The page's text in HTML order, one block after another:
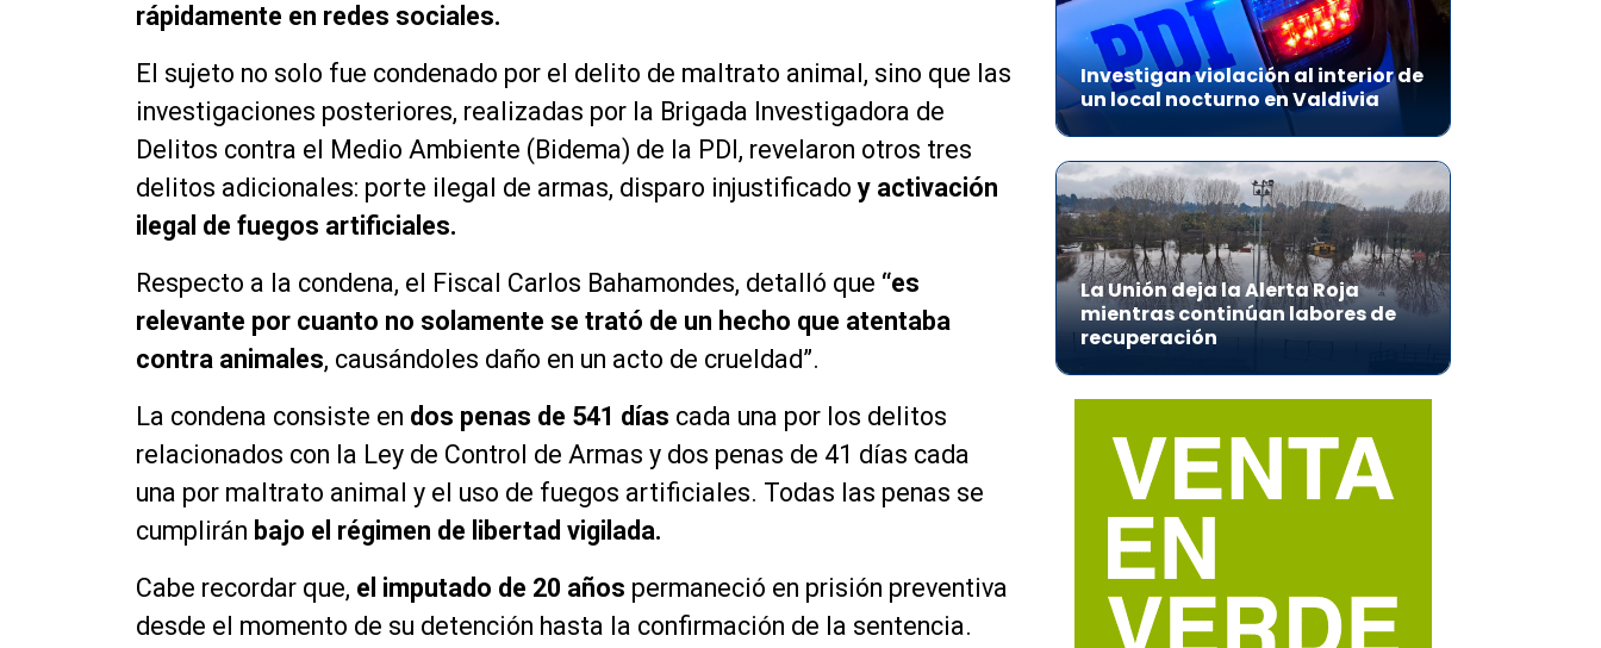
rápidamente en redes sociales.
El sujeto no solo fue condenado por el delito de maltrato animal, sino que las
investigaciones posteriores, realizadas por la Brigada Investigadora de
Delitos contra el Medio Ambiente (Bidema) de la PDI, revelaron otros tres
delitos adicionales: porte ilegal de armas, disparo injustificado y activación
ilegal de fuegos artificiales.
Respecto a la condena, el Fiscal Carlos Bahamondes, detalló que “es
relevante por cuanto no solamente se trató de un hecho que atentaba
contra animales, causándoles daño en un acto de crueldad”.
La condena consiste en dos penas de 541 días cada una por los delitos
relacionados con la Ley de Control de Armas y dos penas de 41 días cada
una por maltrato animal y el uso de fuegos artificiales. Todas las penas se
cumplirán bajo el régimen de libertad vigilada.
Cabe recordar que, el imputado de 20 años permaneció en prisión preventiva
desde el momento de su detención hasta la confirmación de la sentencia.
Investigan violación al interior de
un local nocturno en Valdivia
La Unión deja la Alerta Roja
mientras continúan labores de
recuperación